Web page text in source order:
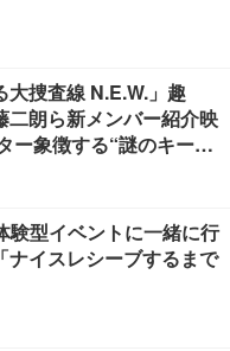
捜査線 N.E.W.」趣
二朗ら新メンバー紹介映
ー象徴する“謎のキーワ
験型イベントに一緒に行
ナイスレシーブするまで